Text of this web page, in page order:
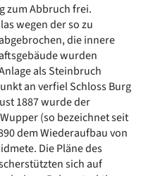
zum Abbruch frei.
wegen der so zu
die innere
wurden
als Steinbruch
an verfiel Schloss Burg
1887 wurde der
(so bezeichnet seit
dem Wiederaufbau von
Die Pläne des
sich auf